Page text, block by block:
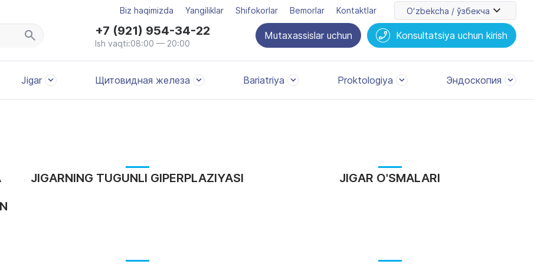
Biz haqimizda Yangiliklar Shifokorlar Bemorlar Kontaktlar Oʻzbekcha / ўзбекча
+7 (921) 954-34-22
Ish vaqti:08:00 — 20:00
Mutaxassislar uchun Konsultatsiya uchun kirish
Jigar Щитовидная железа Bariatriya Proktologiya Эндоскопия
JIGARNING TUGUNLI GIPERPLAZIYASI JIGAR O'SMALARI